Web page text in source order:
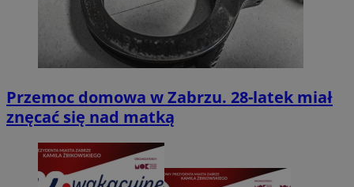
Przemoc domowa w Zabrzu. 28-latek miał
znęcać się nad matką